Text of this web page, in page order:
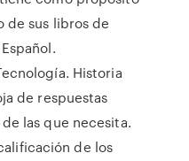
de sus libros de
Historia
de respuestas
las que necesita.
de los